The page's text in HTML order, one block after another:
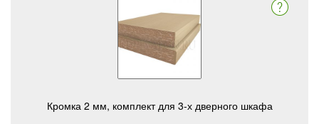
Кромка 2 мм, комплект для 3-х дверного шкафа